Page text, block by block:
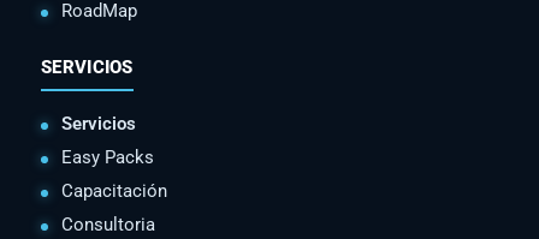
RoadMap
SERVICIOS
Servicios
Easy Packs
Capacitación
Consultoria